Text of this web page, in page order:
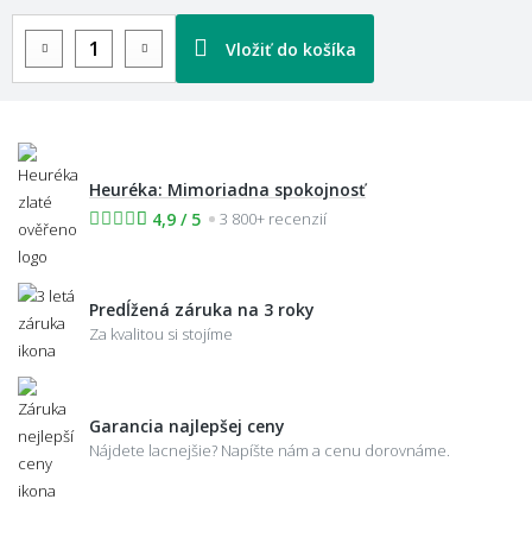
Vložiť do košíka
Heuréka: Mimoriadna spokojnosť
4,9 / 5
3 800+ recenzií
Predĺžená záruka na 3 roky
Za kvalitou si stojíme
Garancia najlepšej ceny
Nájdete lacnejšie? Napíšte nám a cenu dorovnáme.